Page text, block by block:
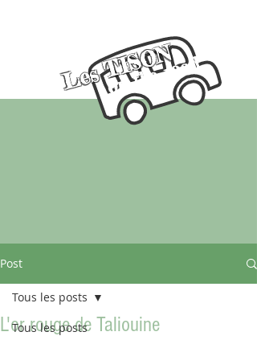
on the road
Les TISON
Post
Tous les posts
Tous les posts
L'or rouge de Taliouine